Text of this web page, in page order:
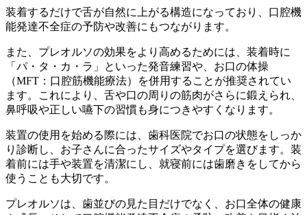
装着するだけで舌が自然に上がる構造になっており、口腔機
能発達不全症の予防や改善にもつながります。
また、プレオルソの効果をより高めるためには、装着時に
「パ・タ・カ・ラ」といった発音練習や、お口の体操
（MFT：口腔筋機能療法）を併用することが推奨されてい
ます。これにより、舌や口の周りの筋肉がさらに鍛えられ、
鼻呼吸や正しい嚥下の習慣も身につきやすくなります。
装置の使用を始める際には、歯科医院でお口の状態をしっか
り診断し、お子さんに合ったサイズやタイプを選びます。装
着前には手や装置を清潔にし、就寝前には歯磨きをしてから
使うことも大切です。
プレオルソは、歯並びの見た目だけでなく、お口全体の健康